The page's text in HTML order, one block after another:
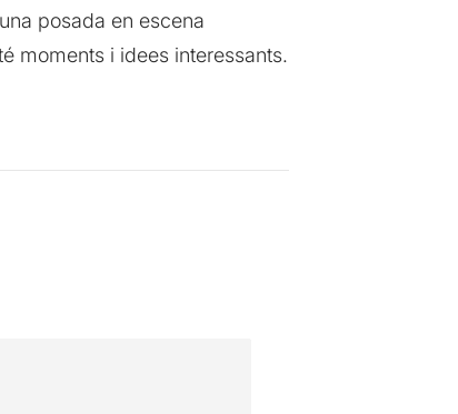
posada en escena
moments i idees interessants.